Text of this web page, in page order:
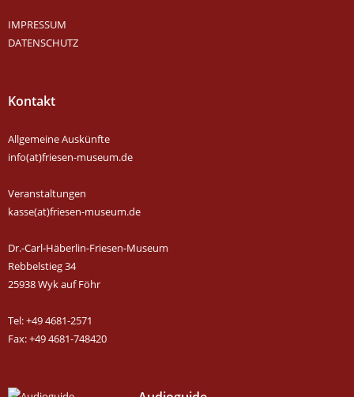
IMPRESSUM
DATENSCHUTZ
Kontakt
Allgemeine Auskünfte
info(at)friesen-museum.de
Veranstaltungen
kasse(at)friesen-museum.de
Dr.-Carl-Häberlin-Friesen-Museum
Rebbelstieg 34
25938 Wyk auf Föhr
Tel: +49 4681-2571
Fax: +49 4681-748420